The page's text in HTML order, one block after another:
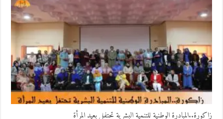
زاكورة..المبادرة الوطنية للتنمية البشرية تحتفل بعيد المرأة